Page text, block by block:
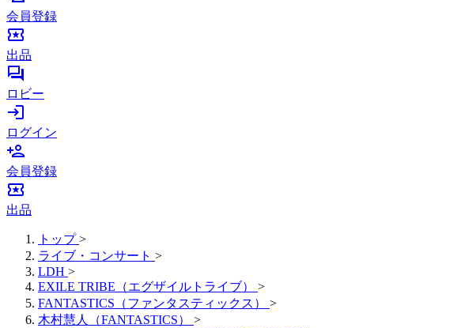
会員登録
local_activity
出品
forum
ロビー
login
ログイン
person_add
会員登録
local_activity
出品
トップ >
ライブ・コンサート >
LDH >
EXILE TRIBE（エグザイルトライブ）
>
FANTASTICS（ファンタスティックス）
>
木村慧人（FANTASTICS）
>